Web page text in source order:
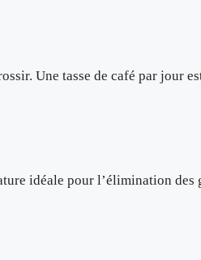
Une tasse de café par jour
idéale pour l’élimination